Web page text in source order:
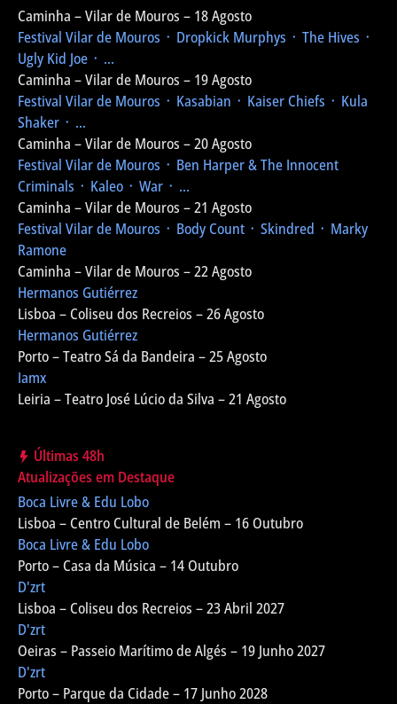
Caminha – Vilar de Mouros – 18 Agosto
Festival Vilar de Mouros ᛫ Dropkick Murphys ᛫ The Hives ᛫
Ugly Kid Joe ᛫ ...
Caminha – Vilar de Mouros – 19 Agosto
Festival Vilar de Mouros ᛫ Kasabian ᛫ Kaiser Chiefs ᛫ Kula
Shaker ᛫ ...
Caminha – Vilar de Mouros – 20 Agosto
Festival Vilar de Mouros ᛫ Ben Harper & The Innocent
Criminals ᛫ Kaleo ᛫ War ᛫ ...
Caminha – Vilar de Mouros – 21 Agosto
Festival Vilar de Mouros ᛫ Body Count ᛫ Skindred ᛫ Marky
Ramone
Caminha – Vilar de Mouros – 22 Agosto
Hermanos Gutiérrez
Lisboa – Coliseu dos Recreios – 26 Agosto
Hermanos Gutiérrez
Porto – Teatro Sá da Bandeira – 25 Agosto
Iamx
Leiria – Teatro José Lúcio da Silva – 21 Agosto
Últimas 48h
Atualizações em Destaque
Boca Livre & Edu Lobo
Lisboa – Centro Cultural de Belém – 16 Outubro
Boca Livre & Edu Lobo
Porto – Casa da Música – 14 Outubro
D'zrt
Lisboa – Coliseu dos Recreios – 23 Abril 2027
D'zrt
Oeiras – Passeio Marítimo de Algés – 19 Junho 2027
D'zrt
Porto – Parque da Cidade – 17 Junho 2028